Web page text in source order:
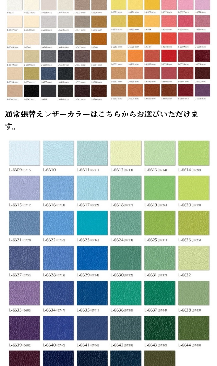
通常張替えレザーカラーはこちらからお選びいただけま
す。